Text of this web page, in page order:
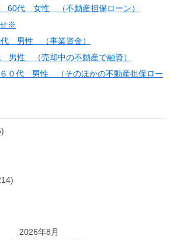
代 女性 （不動産担保ローン）
※
男性 （事業資金）
性 （売却中の不動産で融資）
０代 男性 （そのほかの不動産担保ロー
2026年8月